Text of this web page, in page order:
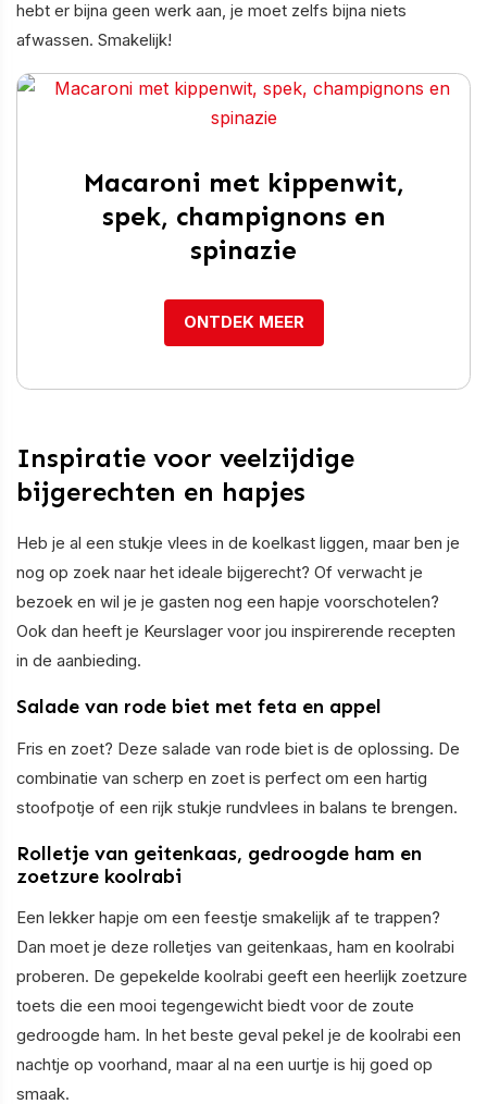
hebt er bijna geen werk aan, je moet zelfs bijna niets
afwassen. Smakelijk!
Macaroni met kippenwit,
spek, champignons en
spinazie
ONTDEK MEER
Inspiratie voor veelzijdige
bijgerechten en hapjes
Heb je al een stukje vlees in de koelkast liggen, maar ben je
nog op zoek naar het ideale bijgerecht? Of verwacht je
bezoek en wil je je gasten nog een hapje voorschotelen?
Ook dan heeft je Keurslager voor jou inspirerende recepten
in de aanbieding.
Salade van rode biet met feta en appel
Fris en zoet? Deze salade van rode biet is de oplossing. De
combinatie van scherp en zoet is perfect om een hartig
stoofpotje of een rijk stukje rundvlees in balans te brengen.
Rolletje van geitenkaas, gedroogde ham en
zoetzure koolrabi
Een lekker hapje om een feestje smakelijk af te trappen?
Dan moet je deze rolletjes van geitenkaas, ham en koolrabi
proberen. De gepekelde koolrabi geeft een heerlijk zoetzure
toets die een mooi tegengewicht biedt voor de zoute
gedroogde ham. In het beste geval pekel je de koolrabi een
nachtje op voorhand, maar al na een uurtje is hij goed op
smaak.